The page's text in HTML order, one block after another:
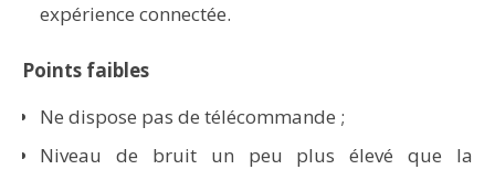
expérience connectée.
Points faibles
Ne dispose pas de télécommande ;
Niveau de bruit un peu plus élevé que la